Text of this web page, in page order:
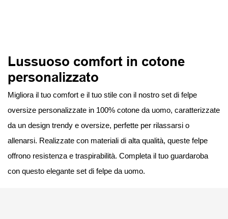
Lussuoso comfort in cotone
personalizzato
Migliora il tuo comfort e il tuo stile con il nostro set di felpe
oversize personalizzate in 100% cotone da uomo, caratterizzate
da un design trendy e oversize, perfette per rilassarsi o
allenarsi. Realizzate con materiali di alta qualità, queste felpe
offrono resistenza e traspirabilità. Completa il tuo guardaroba
con questo elegante set di felpe da uomo.